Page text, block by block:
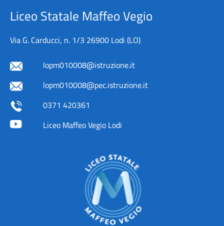
Liceo Statale Maffeo Vegio
Via G. Carducci, n. 1/3 26900 Lodi (LO)
lopm010008@istruzione.it
lopm010008@pec.istruzione.it
0371 420361
Liceo Maffeo Vegio Lodi